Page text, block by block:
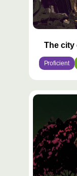
The city
Proficient
محتوى